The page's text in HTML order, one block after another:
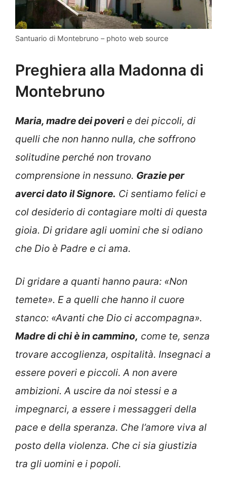
Santuario di Montebruno – photo web source
Preghiera alla Madonna di
Montebruno
Maria, madre dei poverie dei piccoli, di
quelli che non hanno nulla, che soffrono
solitudine perché non trovano
comprensione in nessuno. Grazie per
averci dato il Signore. Ci sentiamo felici e
col desiderio di contagiare molti di questa
gioia. Di gridare agli uomini che si odiano
che Dio è Padre e ci ama.
Di gridare a quanti hanno paura: «Non
temete». E a quelli che hanno il cuore
stanco: «Avanti che Dio ci accompagna».
Madre di chi è in cammino, come te, senza
trovare accoglienza, ospitalità. Insegnaci a
essere poveri e piccoli. A non avere
ambizioni. A uscire da noi stessi e a
impegnarci, a essere i messaggeri della
pace e della speranza. Che l’amore viva al
posto della violenza. Che ci sia giustizia
tra gli uomini e i popoli.